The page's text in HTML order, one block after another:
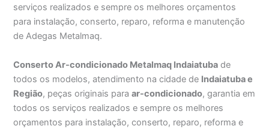
serviços realizados e sempre os melhores orçamentos
para instalação, conserto, reparo, reforma e manutenção
de Adegas Metalmaq.
Conserto Ar-condicionado Metalmaq Indaiatuba de
todos os modelos, atendimento na cidade de Indaiatuba e
Região, peças originais paraar-condicionado, garantia em
todos os serviços realizados e sempre os melhores
orçamentos para instalação, conserto, reparo, reforma e